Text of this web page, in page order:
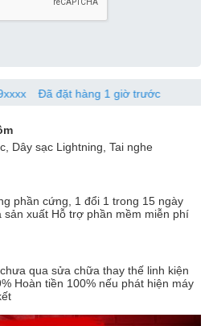
Đã đặt hàng 1 giờ trước
Dây sạc Lightning, Tai nghe
phần cứng, 1 đổi 1 trong 15 ngày
sản xuất Hỗ trợ phần mềm miễn phí
qua sửa chữa thay thế linh kiện
Hoàn tiền 100% nếu phát hiện máy